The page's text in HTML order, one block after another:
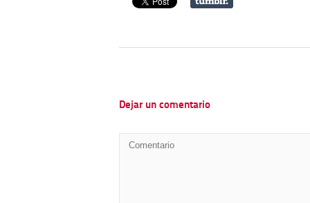
Dejar un comentario